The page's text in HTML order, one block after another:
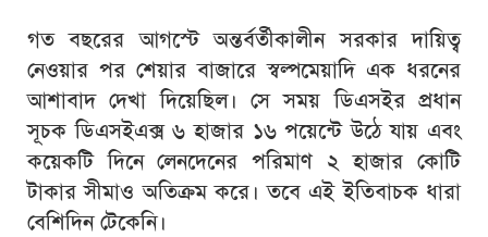
গত বছরের আগস্টে অন্তর্বর্তীকালীন সরকার দায়িত্ব
নেওয়ার পর শেয়ার বাজারে স্বল্পমেয়াদি এক ধরনের
আশাবাদ দেখা দিয়েছিল। সে সময় ডিএসইর প্রধান
সূচক ডিএসইএক্স ৬ হাজার ১৬ পয়েন্টে উঠে যায় এবং
কয়েকটি দিনে লেনদেনের পরিমাণ ২ হাজার কোটি
টাকার সীমাও অতিক্রম করে। তবে এই ইতিবাচক ধারা
বেশিদিন টেকেনি।